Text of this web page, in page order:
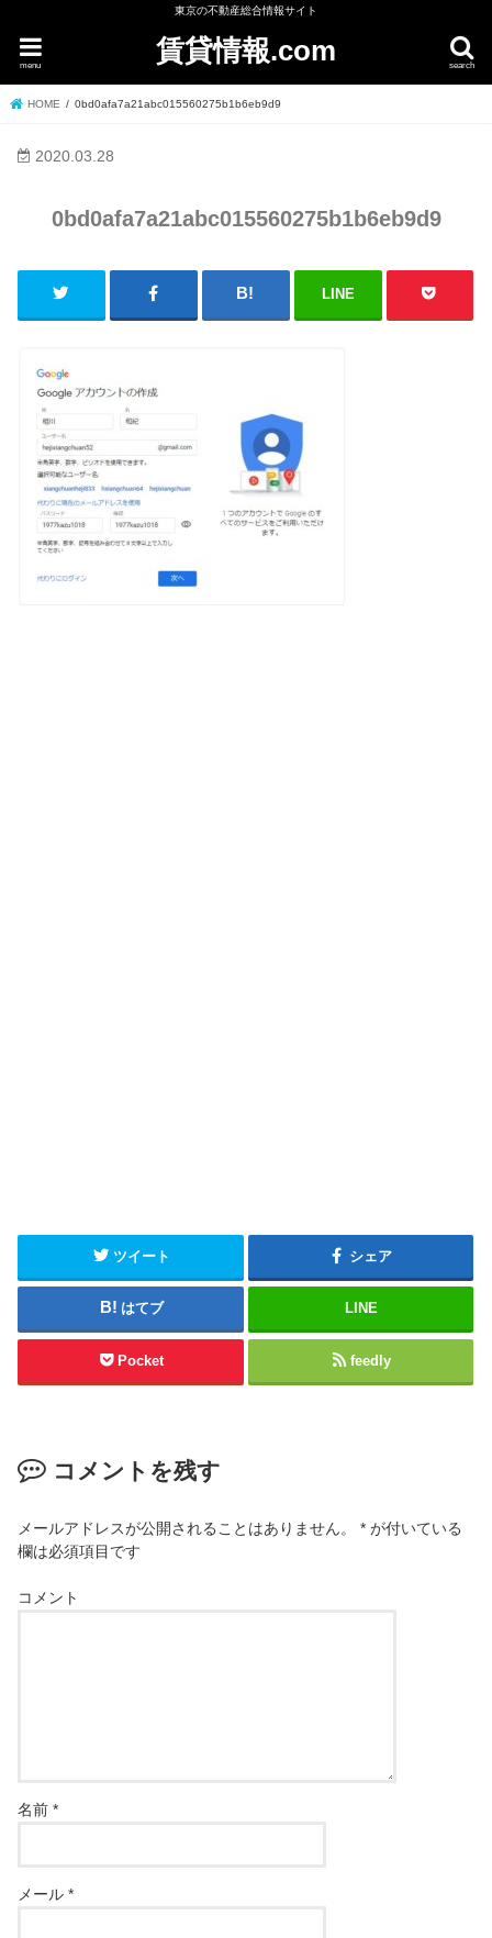
東京の不動産総合情報サイト
賃貸情報.com search
menu
HOME 0bd0afa7a21abc015560275b1b6eb9d9
2020.03.28
0bd0afa7a21abc015560275b1b6eb9d9
LINE
ツイート シェア
はてブ LINE
Pocket feedly
コメントを残す
メールアドレスが公開されることはありません。 * が付いている
欄は必須項目です
コメント
名前*
メール*